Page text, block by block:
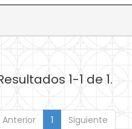
1-1 de 1.
Anterior 1 Siguiente